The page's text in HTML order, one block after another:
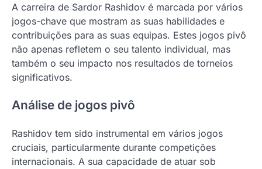
A carreira de Sardor Rashidov é marcada por vários
jogos-chave que mostram as suas habilidades e
contribuições para as suas equipas. Estes jogos pivô
não apenas refletem o seu talento individual, mas
também o seu impacto nos resultados de torneios
significativos.
Análise de jogos pivô
Rashidov tem sido instrumental em vários jogos
cruciais, particularmente durante competições
internacionais. A sua capacidade de atuar sob